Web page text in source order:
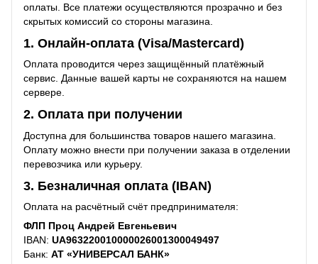
оплаты. Все платежи осуществляются прозрачно и без
скрытых комиссий со стороны магазина.
1. Онлайн-оплата (Visa/Mastercard)
Оплата проводится через защищённый платёжный
сервис. Данные вашей карты не сохраняются на нашем
сервере.
2. Оплата при получении
Доступна для большинства товаров нашего магазина.
Оплату можно внести при получении заказа в отделении
перевозчика или курьеру.
3. Безналичная оплата (IBAN)
Оплата на расчётный счёт предпринимателя:
ФЛП Проц Андрей Евгеньевич
IBAN: UA963220010000026001300049497
Банк: АТ «УНИВЕРСАЛ БАНК»